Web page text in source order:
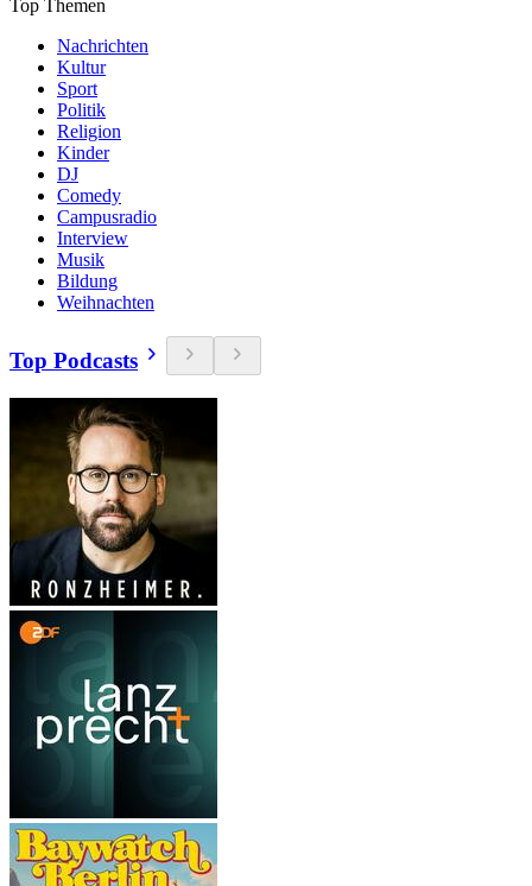
Top Themen
Nachrichten
Kultur
Sport
Politik
Religion
Kinder
DJ
Comedy
Campusradio
Interview
Musik
Bildung
Weihnachten
Top Podcasts